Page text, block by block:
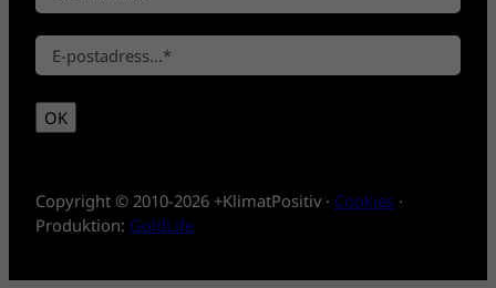
n
*
ö
r
a
m
n
t
e
m
n
E
-
*
OK
Copyright © 2010-2026 +KlimatPositiv · Cookies ·
Produktion: GoldLife